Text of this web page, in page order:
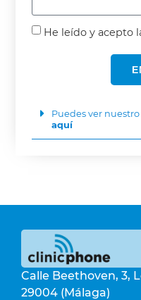
He leído y acepto
Puedes ver
aquí
Calle Beethoven, 3,
29004 (Málaga)